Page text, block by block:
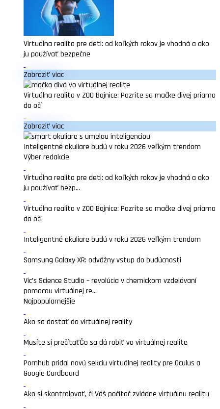
Virtuálna realita pre deti: od koľkých rokov je vhodná a ako
ju používať bezpečne
Zobraziť viac
Virtuálna realita v ZOO Bojnice: Pozrite sa mačke divej priamo
do očí
Zobraziť viac
Inteligentné okuliare budú v roku 2026 veľkým trendom
Výber redakcie
Virtuálna realita pre deti: od koľkých rokov je vhodná a ako
ju používať bezp...
Virtuálna realita v ZOO Bojnice: Pozrite sa mačke divej priamo
do očí
Inteligentné okuliare budú v roku 2026 veľkým trendom
Samsung Galaxy XR: odvážny vstup do budúcnosti
Vic’s Science Studio – revolúcia v chemickom vzdelávaní
pomocou virtuálnej re...
Najpopularnejšie
Ako sa dostať do virtuálnej reality
Musíte si prečítaťČo sa dá robiť vo virtuálnej realite
Pornhub pridal novú sekciu virtuálnej reality pre Oculus a
Google Cardboard
Ako si skontrolovať, či Váš počítač zvládne virtuálnu realitu